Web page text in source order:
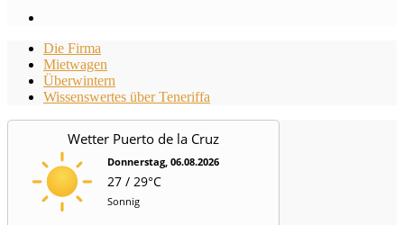
Die Firma
Mietwagen
Überwintern
Wissenswertes über Teneriffa
Wetter Puerto de la Cruz
Donnerstag, 06.08.2026
27 / 29°C
Sonnig